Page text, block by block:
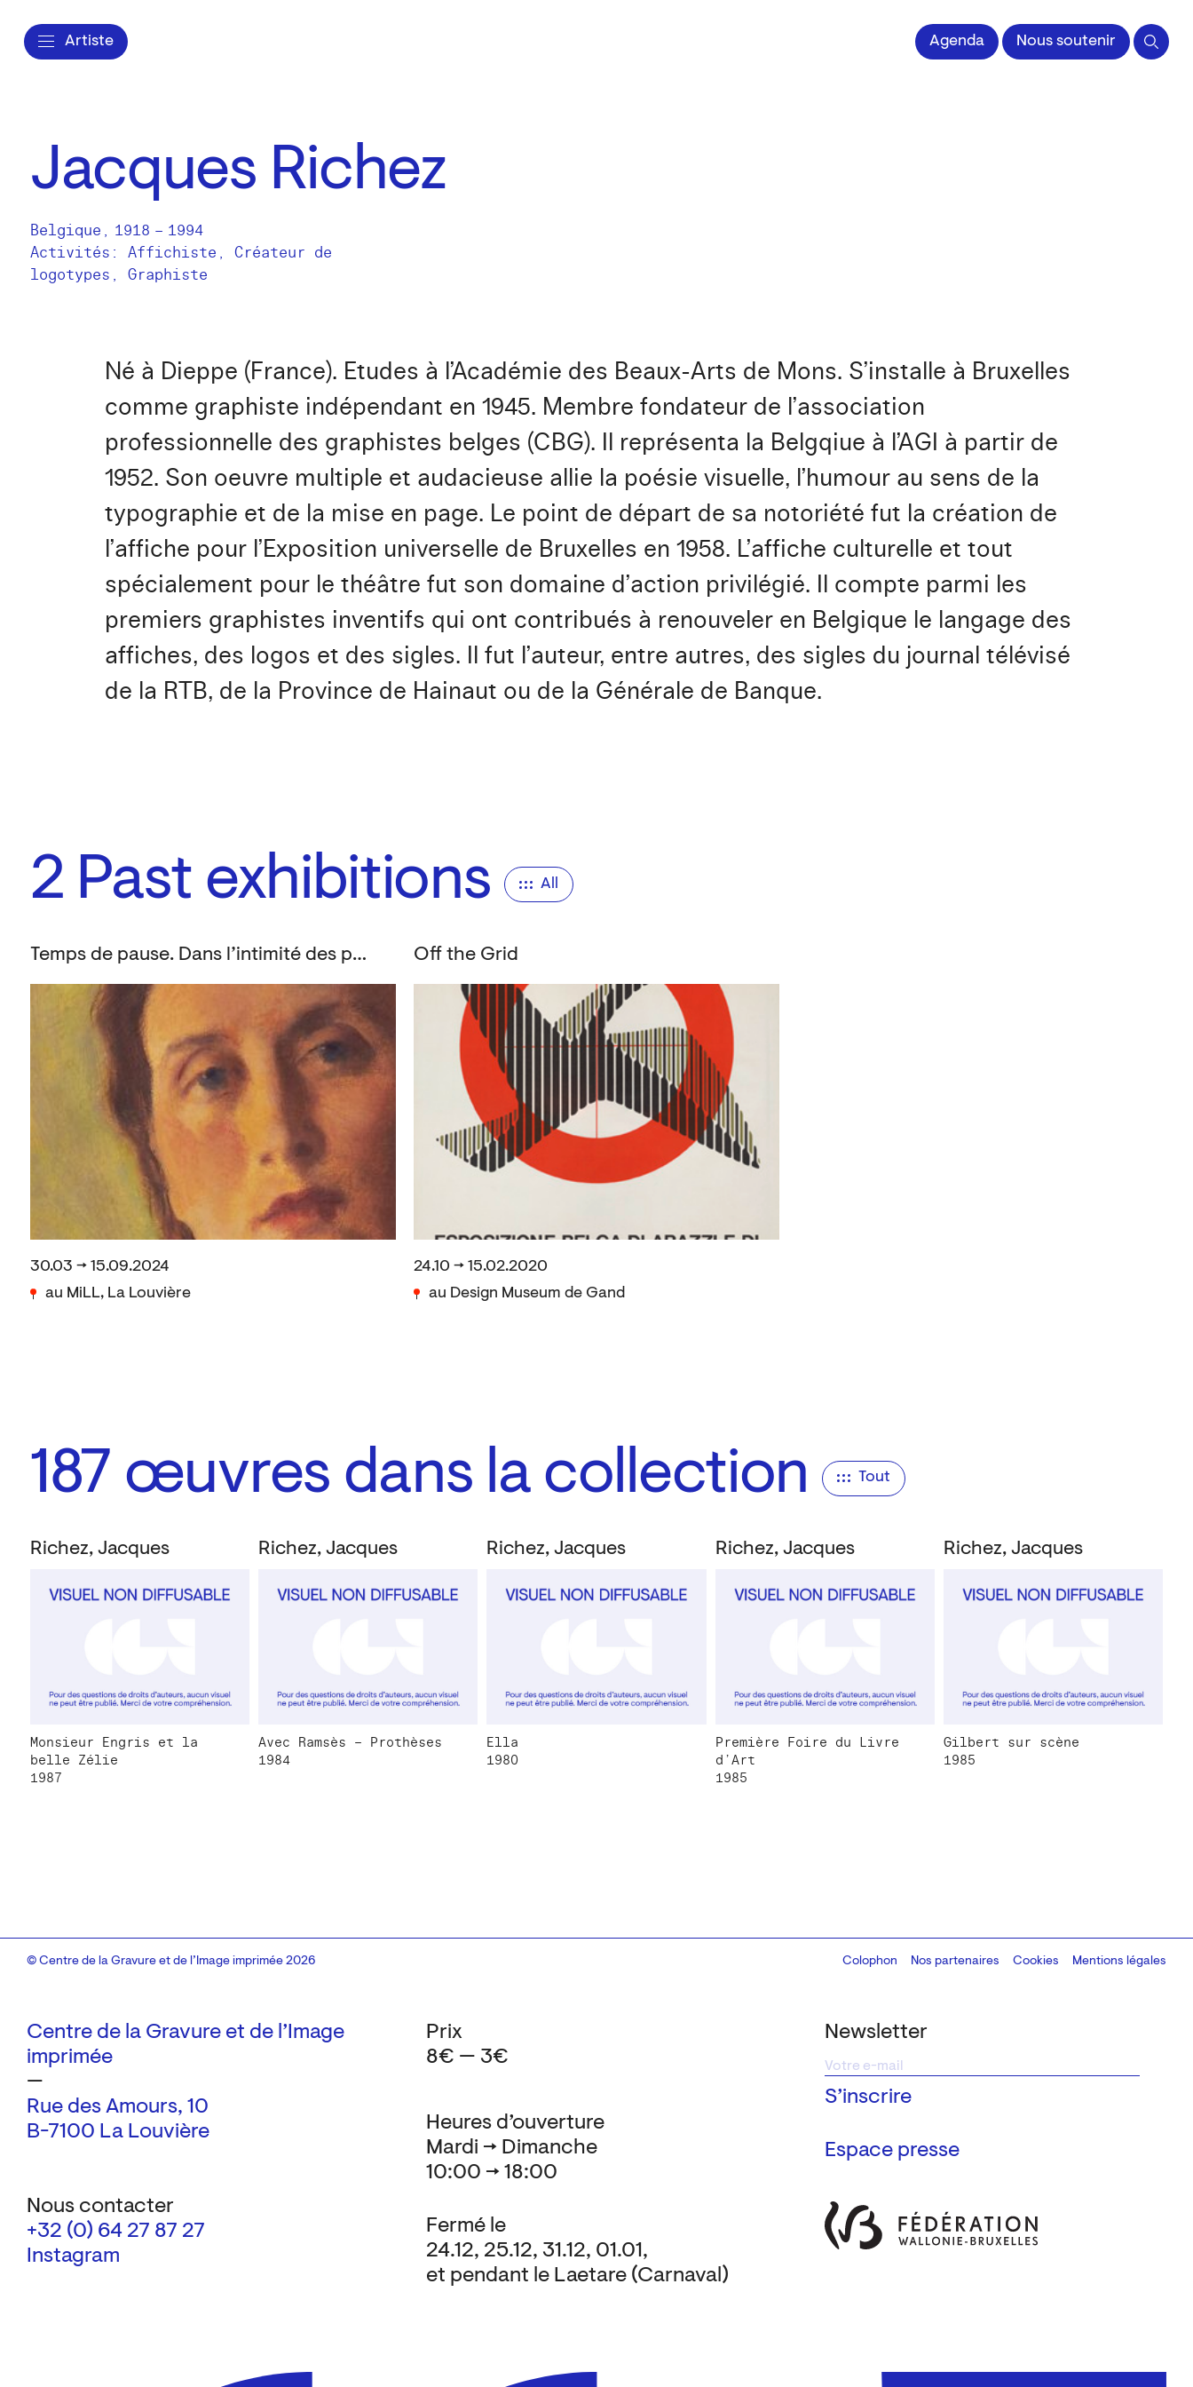
Artiste Agenda Nous soutenir
Jacques Richez
Belgique , 1918 – 1994
Activités: Affichiste
Créateur de
logotypes
Graphiste
Né à Dieppe (France). Etudes à l’Académie des Beaux-Arts de Mons. S’installe à Bruxelles
comme graphiste indépendant en 1945. Membre fondateur de l’association
professionnelle des graphistes belges (CBG). Il représenta la Belgqiue à l’AGI à partir de
1952. Son oeuvre multiple et audacieuse allie la poésie visuelle, l’humour au sens de la
typographie et de la mise en page. Le point de départ de sa notoriété fut la création de
l’affiche pour l’Exposition universelle de Bruxelles en 1958. L’affiche culturelle et tout
spécialement pour le théâtre fut son domaine d’action privilégié. Il compte parmi les
premiers graphistes inventifs qui ont contribués à renouveler en Belgique le langage des
affiches, des logos et des sigles. Il fut l’auteur, entre autres, des sigles du journal télévisé
de la RTB, de la Province de Hainaut ou de la Générale de Banque.
2 Past exhibitions All
Temps de pause. Dans l’intimité des portraits de la collection louviéroise
30.03 → 15.09.2024
au MiLL, La Louvière
Off the Grid
24.10 → 15.02.2020
au Design Museum de Gand
187 œuvres dans la collection Tout
Richez, Jacques
Monsieur Engris et la
belle Zélie
1987
Richez, Jacques
Avec Ramsès – Prothèses
1984
Richez, Jacques
Ella
1980
Richez, Jacques
Première Foire du Livre
d’Art
1985
Richez, Jacques
Gilbert sur scène
1985
Centre de la Gravure et de l’Image
imprimée
—
Rue des Amours, 10
B-7100 La Louvière
Nous contacter
+32 (0) 64 27 87 27
Instagram
Newsletter
Espace presse
Heures d’ouverture
Mardi → Dimanche
10:00 → 18:00
Fermé le
24.12, 25.12, 31.12, 01.01,
et pendant le Laetare (Carnaval)
Prix
8€ — 3€
© Centre de la Gravure et de l’Image imprimée 2026 Colophon
Design:Marcel Kaczmarek, code:8080.studio
Nos partenaires Cookies Mentions légales